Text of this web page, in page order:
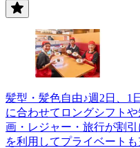
髪型・髪色自由♪週2日、1
に合わせてロングシフト
画・レジャー・旅行が割
を利用してプライベート